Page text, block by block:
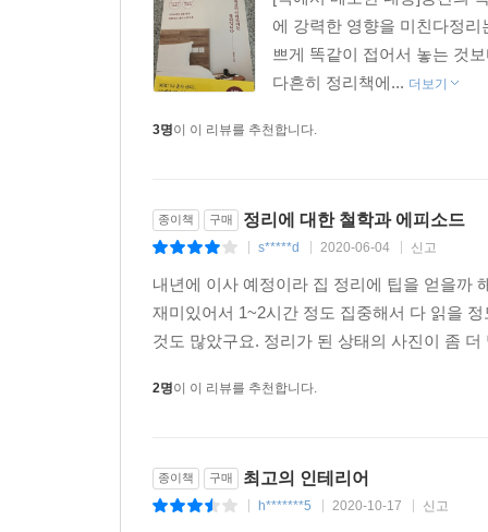
에 강력한 영향을 미친다정
쁘게 똑같이 접어서 놓는 것
다흔히 정리책에... 더보기
3명이 이 리뷰를 추천합니다.
종이책 구매 정리에 대한 철학과 에피소드
s*****d 2020-06-04 신고
내년에 이사 예정이라 집 정리에 팁을 얻을까
재미있어서 1~2시간 정도 집중해서 다 읽을
것도 많았구요. 정리가 된 상태의 사진이 좀
2명이 이 리뷰를 추천합니다.
종이책 구매 최고의 인테리어
h*******5 2020-10-17 신고